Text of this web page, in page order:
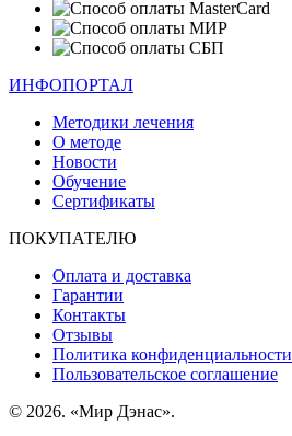
ИНФОПОРТАЛ
Методики лечения
О методе
Новости
Обучение
Сертификаты
ПОКУПАТЕЛЮ
Оплата и доставка
Гарантии
Контакты
Отзывы
Политика конфиденциальности
Пользовательское соглашение
© 2026. «Мир Дэнас».